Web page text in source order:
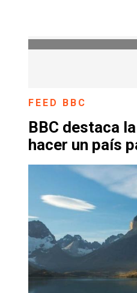
FEED BBC
BBC destaca
hacer un país